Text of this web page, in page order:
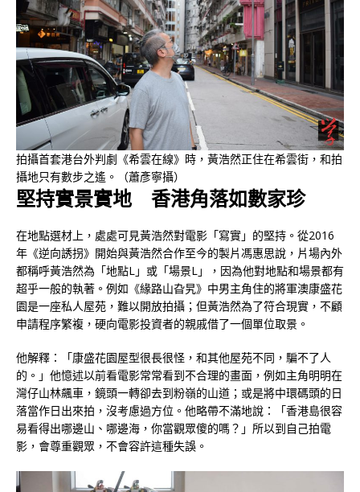
拍攝首套港台外判劇《希雲在線》時，黃浩然正住在希雲街，和拍
攝地只有數步之遙。（蕭彥寧攝）
堅持實景實地 香港角落如數家珍
在地點選材上，處處可見黃浩然對電影「寫實」的堅持。從2016
年《逆向誘拐》開始與黃浩然合作至今的製片馮惠思說，片場內外
都稱呼黃浩然為「地點L」或「場景L」，因為他對地點和場景都有
超乎一般的執著。例如《緣路山旮旯》中男主角住的將軍澳康盛花
園是一座私人屋苑，難以開放拍攝；但黃浩然為了符合現實，不顧
申請程序繁複，硬向電影投資者的親戚借了一個單位取景。
他解釋：「康盛花園屋型很長很怪，和其他屋苑不同，騙不了人
的。」他憶述以前看電影常常看到不合理的畫面，例如主角明明在
灣仔山林飆車，鏡頭一轉卻去到粉嶺的山道；或是將中環碼頭的日
落當作日出來拍，沒考慮過方位。他略帶不滿地說：「香港島很容
易看得出哪邊山、哪邊海，你當觀眾傻的嗎？」所以到自己拍電
影，會尊重觀眾，不會容許這種失誤。